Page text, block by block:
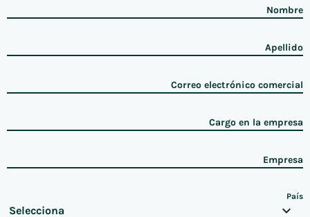
Nombre
Apellido
Correo electrónico comercial
Cargo en la empresa
Empresa
País